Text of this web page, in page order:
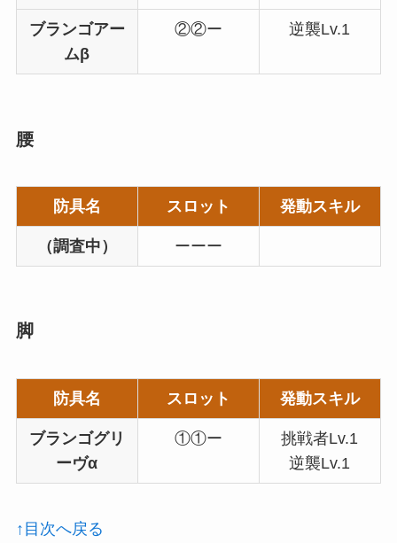
ブランゴアー
ムβ
②②ー 逆襲Lv.1
腰
防具名 スロット 発動スキル
（調査中） ーーー
脚
防具名 スロット 発動スキル
ブランゴグリ
ーヴα
①①ー
挑戦者Lv.1
逆襲Lv.1
↑目次へ戻る